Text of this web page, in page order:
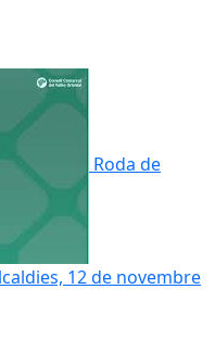
Roda de
12 de novembre